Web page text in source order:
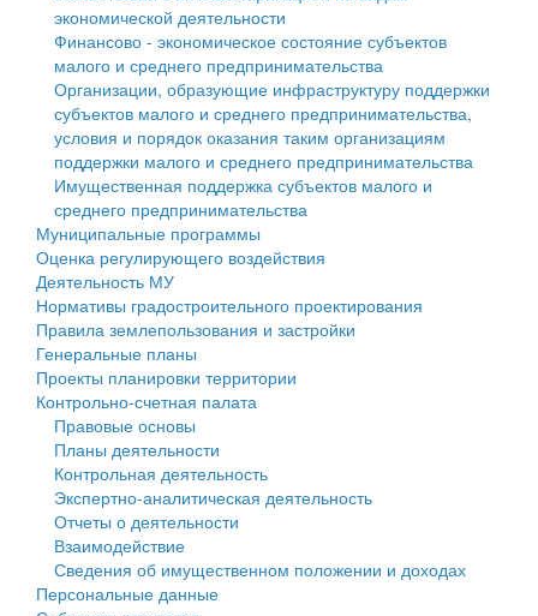
Противодействие коррупции
Контрольно-счетная палата
Персональные данные
Оценка регулирующего воздействия
Деятельность МУ
Нормативы градостроительного проектирования
Правила землепользования и застройки
Генеральные планы
Проекты планировки территории
Собрание депутатов
Городское поселение
Сельские поселения
экономической деятельности
Финансово - экономическое состояние субъектов
малого и среднего предпринимательства
Организации, образующие инфраструктуру поддержки
субъектов малого и среднего предпринимательства,
условия и порядок оказания таким организациям
поддержки малого и среднего предпринимательства
Имущественная поддержка субъектов малого и
среднего предпринимательства
Муниципальные программы
Оценка регулирующего воздействия
Деятельность МУ
Нормативы градостроительного проектирования
Правила землепользования и застройки
Генеральные планы
Проекты планировки территории
Контрольно-счетная палата
Правовые основы
Планы деятельности
Контрольная деятельность
Экспертно-аналитическая деятельность
Отчеты о деятельности
Взаимодействие
Сведения об имущественном положении и доходах
Персональные данные